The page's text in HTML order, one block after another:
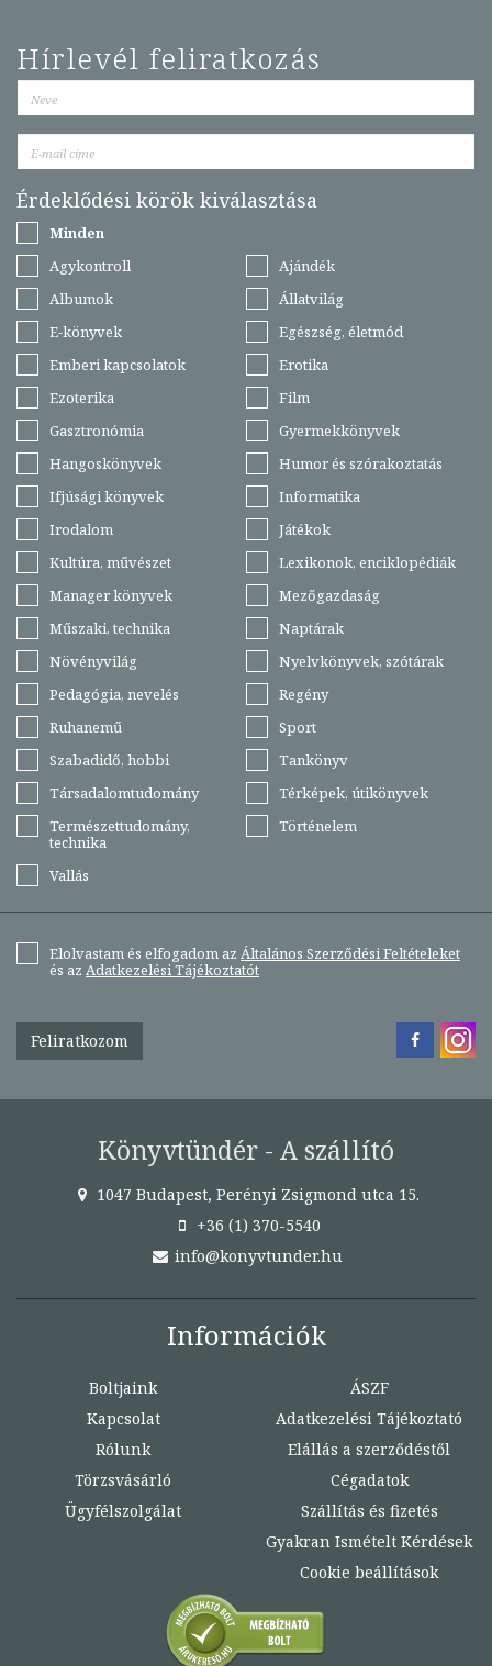
Hírlevél feliratkozás
Érdeklődési körök kiválasztása
Minden
Agykontroll
Ajándék
Albumok
Állatvilág
E-könyvek
Egészség, életmód
Emberi kapcsolatok
Erotika
Ezoterika
Film
Gasztronómia
Gyermekkönyvek
Hangoskönyvek
Humor és szórakoztatás
Ifjúsági könyvek
Informatika
Irodalom
Játékok
Kultúra, művészet
Lexikonok, enciklopédiák
Manager könyvek
Mezőgazdaság
Műszaki, technika
Naptárak
Növényvilág
Nyelvkönyvek, szótárak
Pedagógia, nevelés
Regény
Ruhanemű
Sport
Szabadidő, hobbi
Tankönyv
Társadalomtudomány
Térképek, útikönyvek
Természettudomány,
technika
Történelem
Vallás
Elolvastam és elfogadom az Általános Szerződési Feltételeket
és az Adatkezelési Tájékoztatót
Feliratkozom
Könyvtündér - A szállító
1047 Budapest, Perényi Zsigmond utca 15.
+36 (1) 370-5540
info@konyvtunder.hu
Információk
Boltjaink
Kapcsolat
Rólunk
Törzsvásárló
Ügyfélszolgálat
ÁSZF
Adatkezelési Tájékoztató
Elállás a szerződéstől
Cégadatok
Szállítás és fizetés
Gyakran Ismételt Kérdések
Cookie beállítások